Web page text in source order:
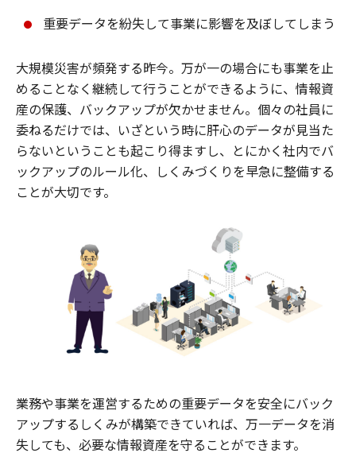
重要データを紛失して事業に影響を及ぼしてしまう
大規模災害が頻発する昨今。万が一の場合にも事業を止
めることなく継続して行うことができるように、情報資
産の保護、バックアップが欠かせません。個々の社員に
委ねるだけでは、いざという時に肝心のデータが見当た
らないということも起こり得ますし、とにかく社内でバ
ックアップのルール化、しくみづくりを早急に整備する
ことが大切です。
業務や事業を運営するための重要データを安全にバック
アップするしくみが構築できていれば、万一データを消
失しても、必要な情報資産を守ることができます。